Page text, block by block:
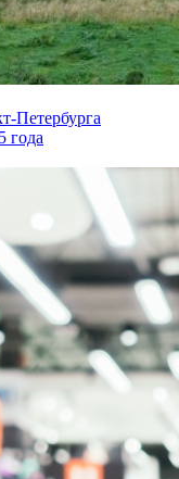
Петербурга
года